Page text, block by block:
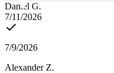
Daniel G.
7/11/2026
7/9/2026
Alexander Z.